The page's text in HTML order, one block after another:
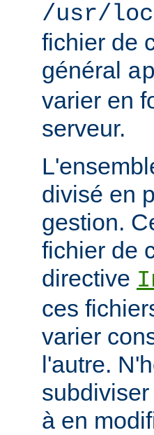
/usr/
fichier de
général
varier en
serveur.
divisé en
gestion.
fichier de
directive
ces
varier
l'autre.
à en